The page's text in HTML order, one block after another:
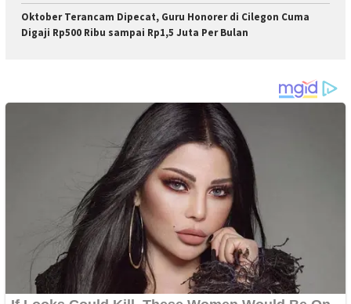
Oktober Terancam Dipecat, Guru Honorer di Cilegon Cuma
Digaji Rp500 Ribu sampai Rp1,5 Juta Per Bulan